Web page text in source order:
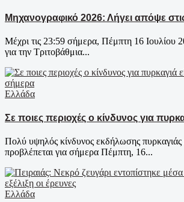
Μηχανογραφικό 2026: Λήγει απόψε
Μέχρι τις 23:59 σήμερα, Πέμπτη 16 Ιουλίου
για την Τριτοβάθμια...
Ελλάδα
Σε ποιες περιοχές ο κίνδυνος για
Πολύ υψηλός κίνδυνος εκδήλωσης πυρκαγιάς
προβλέπεται για σήμερα Πέμπτη, 16...
Ελλάδα